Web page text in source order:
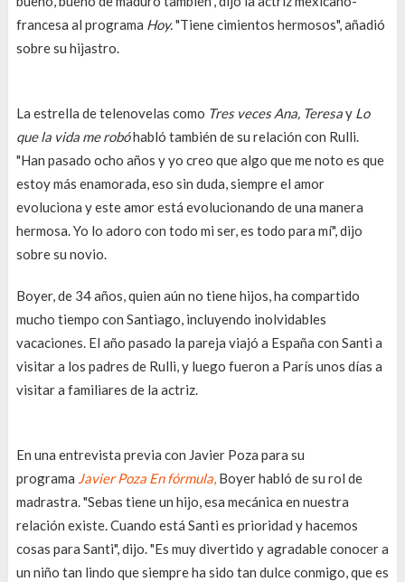
francesa al programa Hoy."Tiene cimientos hermosos", añadió
sobre su hijastro.
La estrella de telenovelas como Tres veces Ana, Teresay Lo
que la vida me robóhabló también de su relación con Rulli.
"Han pasado ocho años y yo creo que algo que me noto es que
estoy más enamorada, eso sin duda, siempre el amor
evoluciona y este amor está evolucionando de una manera
hermosa. Yo lo adoro con todo mi ser, es todo para mí", dijo
sobre su novio.
Boyer, de 34 años, quien aún no tiene hijos, ha compartido
mucho tiempo con Santiago, incluyendo inolvidables
vacaciones. El año pasado la pareja viajó a España con Santi a
visitar a los padres de Rulli, y luego fueron a París unos días a
visitar a familiares de la actriz.
En una entrevista previa con Javier Poza para su
programa Javier Poza En fórmula,Boyer habló de su rol de
madrastra. "Sebas tiene un hijo, esa mecánica en nuestra
relación existe. Cuando está Santi es prioridad y hacemos
cosas para Santi", dijo. "Es muy divertido y agradable conocer a
un niño tan lindo que siempre ha sido tan dulce conmigo, que es